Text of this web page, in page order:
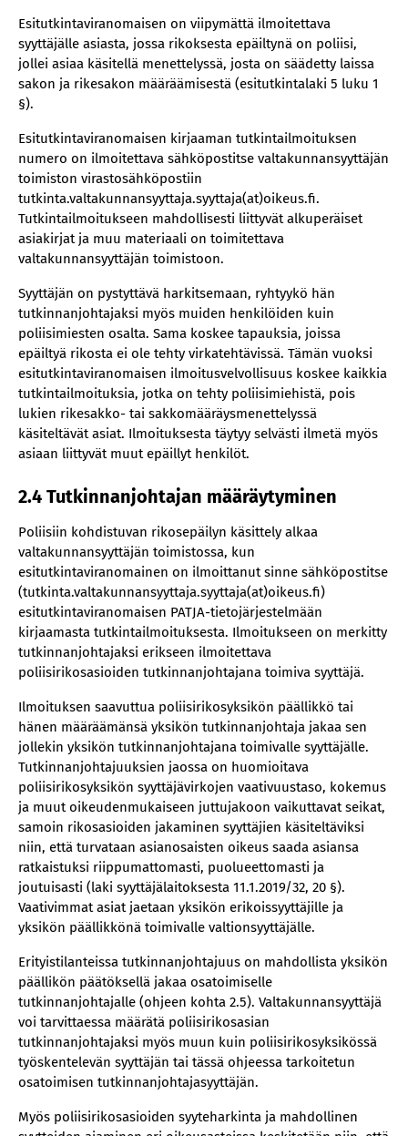
Esitutkintaviranomaisen on viipymättä ilmoitettava
syyttäjälle asiasta, jossa rikoksesta epäiltynä on poliisi,
jollei asiaa käsitellä menettelyssä, josta on säädetty laissa
sakon ja rikesakon määräämisestä (esitutkintalaki 5 luku 1
§).
Esitutkintaviranomaisen kirjaaman tutkintailmoituksen
numero on ilmoitettava sähköpostitse valtakunnansyyttäjän
toimiston virastosähköpostiin
tutkinta.valtakunnansyyttaja.syyttaja(at)oikeus.fi.
Tutkintailmoitukseen mahdollisesti liittyvät alkuperäiset
asiakirjat ja muu materiaali on toimitettava
valtakunnansyyttäjän toimistoon.
Syyttäjän on pystyttävä harkitsemaan, ryhtyykö hän
tutkinnanjohtajaksi myös muiden henkilöiden kuin
poliisimiesten osalta. Sama koskee tapauksia, joissa
epäiltyä rikosta ei ole tehty virkatehtävissä. Tämän vuoksi
esitutkintaviranomaisen ilmoitusvelvollisuus koskee kaikkia
tutkintailmoituksia, jotka on tehty poliisimiehistä, pois
lukien rikesakko- tai sakkomääräysmenettelyssä
käsiteltävät asiat. Ilmoituksesta täytyy selvästi ilmetä myös
asiaan liittyvät muut epäillyt henkilöt.
2.4 Tutkinnanjohtajan määräytyminen
Poliisiin kohdistuvan rikosepäilyn käsittely alkaa
valtakunnansyyttäjän toimistossa, kun
esitutkintaviranomainen on ilmoittanut sinne sähköpostitse
(tutkinta.valtakunnansyyttaja.syyttaja(at)oikeus.fi)
esitutkintaviranomaisen PATJA-tietojärjestelmään
kirjaamasta tutkintailmoituksesta. Ilmoitukseen on merkitty
tutkinnanjohtajaksi erikseen ilmoitettava
poliisirikosasioiden tutkinnanjohtajana toimiva syyttäjä.
Ilmoituksen saavuttua poliisirikosyksikön päällikkö tai
hänen määräämänsä yksikön tutkinnanjohtaja jakaa sen
jollekin yksikön tutkinnanjohtajana toimivalle syyttäjälle.
Tutkinnanjohtajuuksien jaossa on huomioitava
poliisirikosyksikön syyttäjävirkojen vaativuustaso, kokemus
ja muut oikeudenmukaiseen juttujakoon vaikuttavat seikat,
samoin rikosasioiden jakaminen syyttäjien käsiteltäviksi
niin, että turvataan asianosaisten oikeus saada asiansa
ratkaistuksi riippumattomasti, puolueettomasti ja
joutuisasti (laki syyttäjälaitoksesta 11.1.2019/32, 20 §).
Vaativimmat asiat jaetaan yksikön erikoissyyttäjille ja
yksikön päällikkönä toimivalle valtionsyyttäjälle.
Erityistilanteissa tutkinnanjohtajuus on mahdollista yksikön
päällikön päätöksellä jakaa osatoimiselle
tutkinnanjohtajalle (ohjeen kohta 2.5). Valtakunnansyyttäjä
voi tarvittaessa määrätä poliisirikosasian
tutkinnanjohtajaksi myös muun kuin poliisirikosyksikössä
työskentelevän syyttäjän tai tässä ohjeessa tarkoitetun
osatoimisen tutkinnanjohtajasyyttäjän.
Myös poliisirikosasioiden syyteharkinta ja mahdollinen